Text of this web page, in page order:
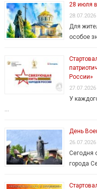
28 июля
28.07.2026
Для
особое
России»
27.07.2026
У
…
День
26.07.2026
Сегодня
города